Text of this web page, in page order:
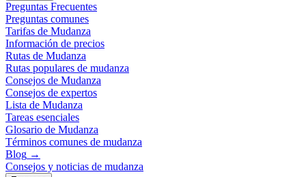
Preguntas Frecuentes
Preguntas comunes
Tarifas de Mudanza
Información de precios
Rutas de Mudanza
Rutas populares de mudanza
Consejos de Mudanza
Consejos de expertos
Lista de Mudanza
Tareas esenciales
Glosario de Mudanza
Términos comunes de mudanza
Blog →
Consejos y noticias de mudanza